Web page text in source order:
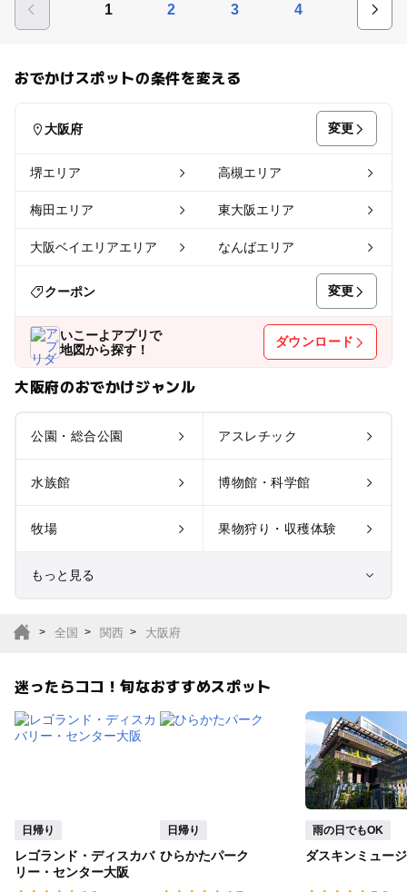
1 2 3 4
おでかけスポットの条件を変える
大阪府 変更
堺エリア 高槻エリア
梅田エリア 東大阪エリア
大阪ベイエリアエリア なんばエリア
クーポン 変更
いこーよアプリで
地図から探す！
ダウンロード
大阪府のおでかけジャンル
公園・総合公園 アスレチック
水族館 博物館・科学館
牧場 果物狩り・収穫体験
もっと見る
サファリパーク
植物園・フラワーパー
ク
釣り
いちご狩り
全国 関西 大阪府
迷ったらココ！旬なおすすめスポット
日帰り
レゴランド・ディスカバ
リー・センター大阪
日帰り
ひらかたパーク
雨の日でもOK
ダスキンミュー